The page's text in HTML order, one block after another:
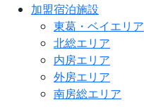
加盟宿泊施設
東葛・ベイエリア
北総エリア
内房エリア
外房エリア
南房総エリア